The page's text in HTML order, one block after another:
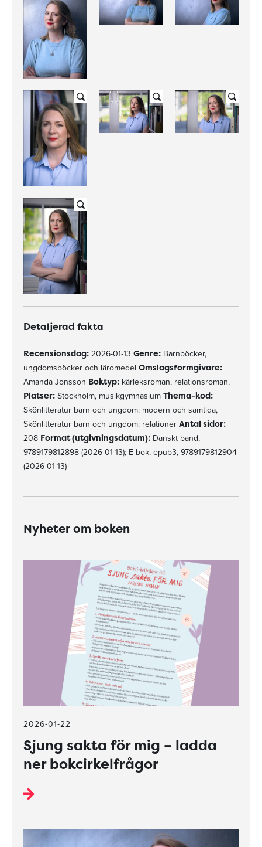
Detaljerad fakta
Recensionsdag: 2026-01-13 Genre: Barnböcker,
ungdomsböcker och läromedel Omslagsformgivare:
Amanda Jonsson Boktyp: kärleksroman, relationsroman,
Platser: Stockholm, musikgymnasium Thema-kod:
Skönlitteratur barn och ungdom: modern och samtida,
Skönlitteratur barn och ungdom: relationer Antal sidor:
208 Format (utgivningsdatum): Danskt band,
9789179812898 (2026-01-13); E-bok, epub3, 9789179812904
(2026-01-13)
Nyheter om boken
2026-01-22
Sjung sakta för mig – ladda
ner bokcirkelfrågor